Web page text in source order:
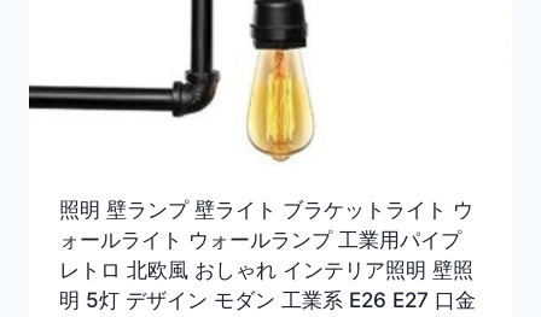
照明 壁ランプ 壁ライト ブラケットライト ウ
ォールライト ウォールランプ 工業用パイプ
レトロ 北欧風 おしゃれ インテリア照明 壁照
明 5灯 デザイン モダン 工業系 E26 E27 口金